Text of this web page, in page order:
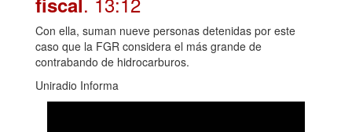
Con ella, suman nueve personas detenidas por este
caso que la FGR considera el más grande de
contrabando de hidrocarburos.
Uniradio Informa